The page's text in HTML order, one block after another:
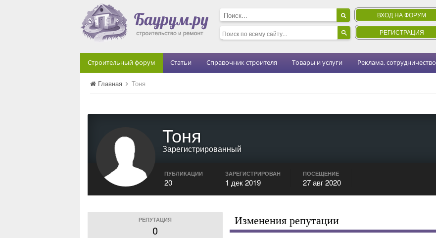
ВХОД НА ФОРУМ
РЕГИСТРАЦИЯ
Строительный форум Статьи Справочник строителя Товары и услуги Реклама, сотрудничество
Главная Тоня
Тоня
Зарегистрированный
ПУБЛИКАЦИИ
20
ЗАРЕГИСТРИРОВАН
1 дек 2019
ПОСЕЩЕНИЕ
27 авг 2020
РЕПУТАЦИЯ
0
Изменения репутации